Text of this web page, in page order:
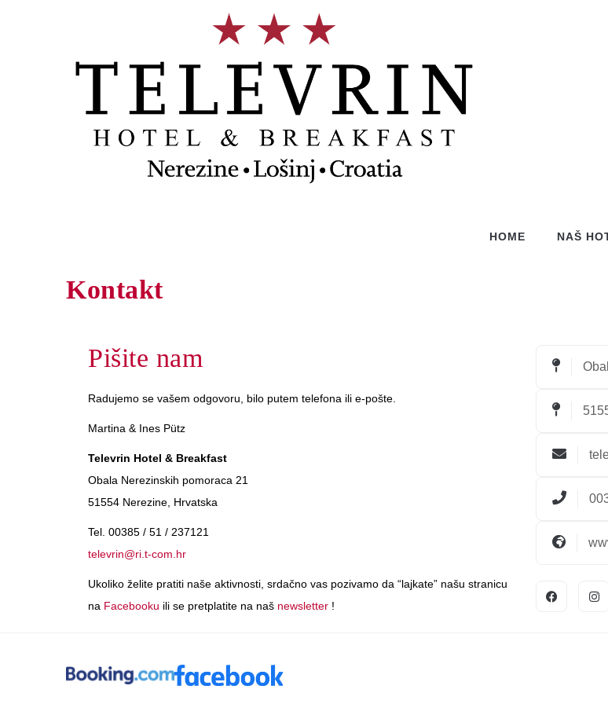
HOME NAŠ
Kontakt
Pišite nam
Radujemo se vašem odgovoru, bilo putem telefona ili e-pošte.
Martina & Ines Pütz
Televrin Hotel & Breakfast
Obala Nerezinskih pomoraca 21
51554 Nerezine, Hrvatska
Tel. 00385 / 51 / 237121
televrin@ri.t-com.hr
Ukoliko želite pratiti naše aktivnosti, srdačno vas pozivamo da “lajkate” našu stranicu
na Facebooku ili se pretplatite na naš newsletter !